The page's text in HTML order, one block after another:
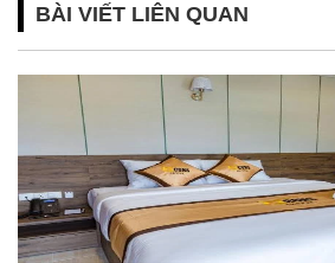
BÀI VIẾT LIÊN QUAN